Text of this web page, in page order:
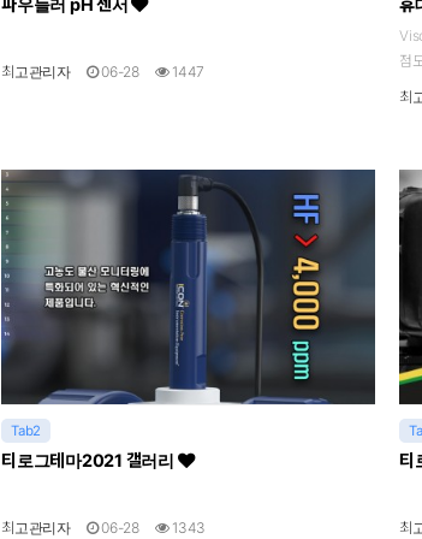
파우들러 pH 센서
최고관리자 06-28 1447
휴
점
최
Tab2
티로그테마2021 갤러리
최고관리자 06-28 1343
티
최